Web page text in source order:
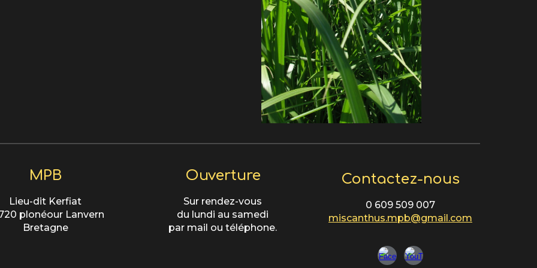
MPB
Lieu-dit Kerfiat
plonéour Lanvern
Bretagne
Ouverture
Sur rendez-vous
du lundi au samedi
par mail ou téléphone.
Contactez-nous
0 609 509 007
miscanthus.mpb@gmail.com